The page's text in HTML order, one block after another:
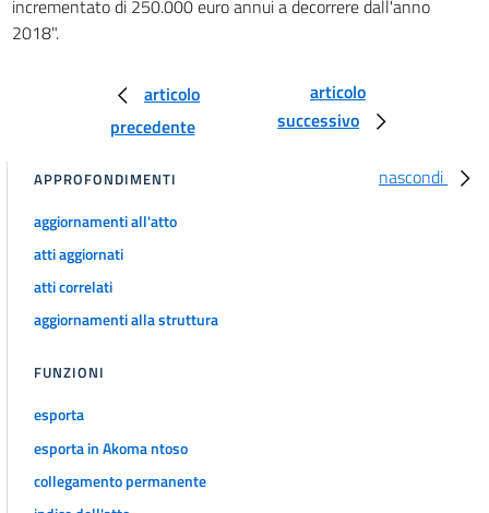
incrementato di 250.000 euro annui a decorrere dall'anno
2018".
articolo
precedente
articolo
successivo
nascondi
APPROFONDIMENTI
aggiornamenti all'atto
atti aggiornati
atti correlati
aggiornamenti alla struttura
FUNZIONI
esporta
esporta in Akoma ntoso
collegamento permanente